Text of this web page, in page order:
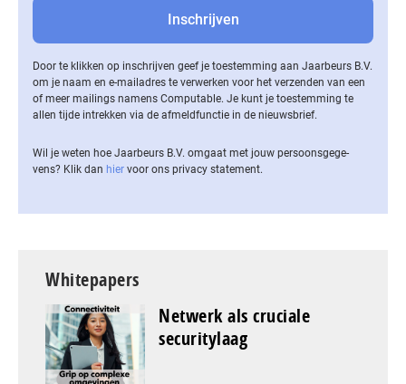
Door te klikken op inschrijven geef je toestemming aan Jaarbeurs B.V.
om je naam en e-mailadres te verwerken voor het verzenden van een
of meer mailings namens Computable. Je kunt je toestemming te
allen tijde intrekken via de af­meld­func­tie in de nieuwsbrief.
Wil je weten hoe Jaarbeurs B.V. omgaat met jouw per­soons­ge­ge­
vens? Klik dan hier voor ons privacy statement.
Whitepapers
Netwerk als cruciale
securitylaag